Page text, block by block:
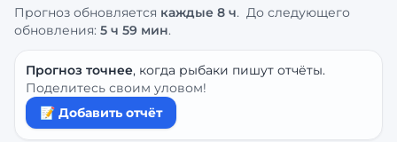
Прогноз обновляется каждые 8 ч. До следующего
обновления: 5 ч 59 мин.
Прогноз точнее, когда рыбаки пишут отчёты.
Поделитесь своим уловом!
📝 Добавить отчёт